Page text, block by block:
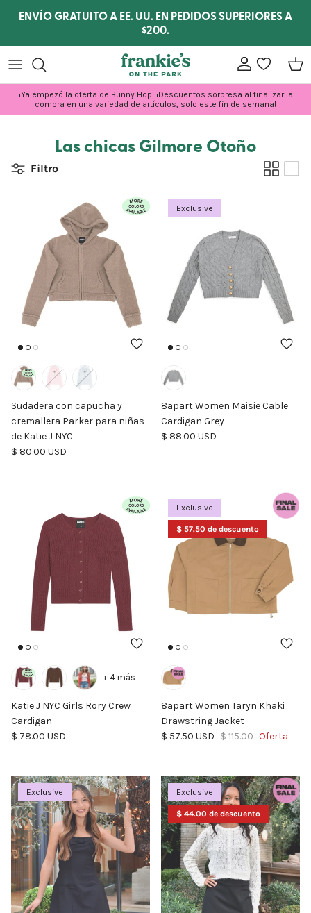
Ir al contenido
ENVÍO GRATUITO A EE. UU. EN PEDIDOS SUPERIORES A
$200.
Cuentalista de
¡Ya empezó la oferta de Bunny Hop! ¡Descuentos sorpresa al finalizar la
compra en una variedad de artículos, solo este fin de semana!
Las chicas Gilmore Otoño
Filtro
Sudadera con capucha y
cremallera Parker para niñas
de Katie J NYC
Precio normal
$ 80.00 USD
Exclusive
8apart Women Maisie Cable
Cardigan Grey
Precio normal
$ 88.00 USD
Katie J NYC Girls Rory Crew
Cardigan
Precio normal
$ 78.00 USD
+ 4 más
Exclusive
$ 57.50 de descuento
8apart Women Taryn Khaki
Drawstring Jacket
Precio de venta
$ 57.50 USD Precio normal
$ 115.00 Oferta
Exclusive Exclusive
$ 44.00 de descuento